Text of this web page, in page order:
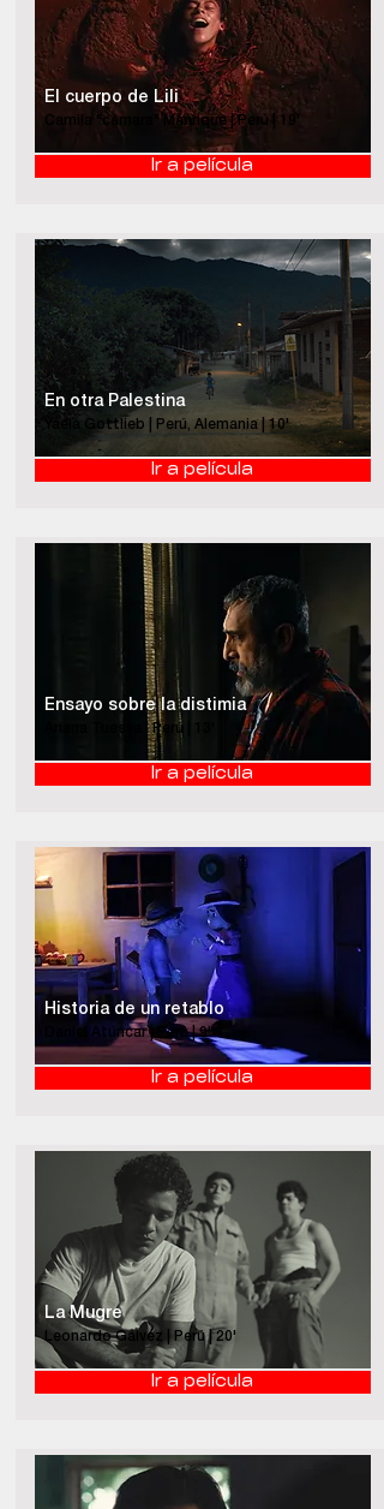
El cuerpo de Lili
Camila "cámara" Manrique | Perú | 19'
Ir a película
En otra Palestina
Yaela Gottlieb | Perú, Alemania | 10'
Ir a película
Ensayo sobre la distimia
Ariana Tuesta | Perú | 13'
Ir a película
Historia de un retablo
Daniel Atúncar | Perú | 9'
Ir a película
La Mugre
Leonardo Gálvez | Perú | 20'
Ir a película